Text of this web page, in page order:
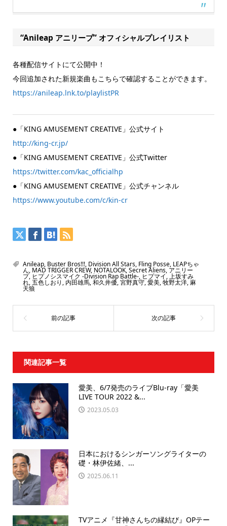
“Anileap アニリープ” オフィシャルプレイリスト
各種配信サイトにて公開中！
今回追加された新規楽曲もこちらで確認することができます。
https://anileap.lnk.to/playlistPR
●「KING AMUSEMENT CREATIVE」公式サイト
http://king-cr.jp/
●「KING AMUSEMENT CREATIVE」公式Twitter
https://twitter.com/kac_officialhp
●「KING AMUSEMENT CREATIVE」公式チャンネル
https://www.youtube.com/c/kin-cr
Anileap, Buster Bros!!!, Division All Stars, Fling Posse, LEAPちゃ
ん, MAD TRIGGER CREW, NOTALOOK,Secret Aliens, アニリー
プ, ヒプノシスマイク -Division Rap Battle-, ヒプマイ,上坂すみ
れ,五色しおり , 内田雄馬,和久井優,宮野真守,愛美,牧野太洋, 麻
天狼
関連記事一覧
愛美、6/7発売のライブBlu-ray「愛美
LIVE TOUR 2022 &...
2023.05.03
日本におけるシンガーソングライターの
礎・林伊佐緒、...
2025.06.11
TVアニメ『甘神さんちの縁結び』OPテー